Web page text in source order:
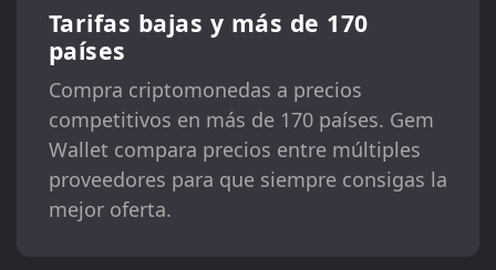
Tarifas bajas y más de 170
países
Compra criptomonedas a precios
competitivos en más de 170 países. Gem
Wallet compara precios entre múltiples
proveedores para que siempre consigas la
mejor oferta.